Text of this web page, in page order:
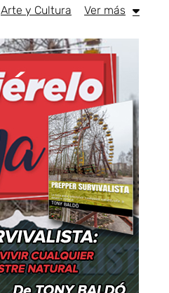
Arte y Cultura Ver más